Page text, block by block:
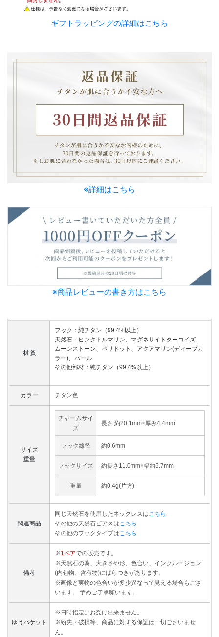
ギフトラッピングの詳細はこちら
※詳細はこちら
※商品レビューの書き方はこちら
材 質
フック：純チタン（99.4%以上）
天然石：ピンクトルマリン、マグネサイトターコイズ、
ムーンストーン、ペリドット、アクアマリン(ディープカ
ラー)、パール
その他部材：純チタン（99.4%以上）
カラー チタン色
サイズ
重量
チャームサイ
ズ
長さ 約20.1mm×厚み4.4mm
フック線径 約0.6mm
フックサイズ 約長さ11.0mm×幅約5.7mm
重量 約0.4g(片方)
関連商品
同じ天然石を使用したネックレスはこちら
その他の天然石ピアスはこちら
その他のフックタイプはこちら
備考
※1ペアでの販売です。
※天然石の為、大きさや形、色合い、インクルージョン
(内包物、含有物)にばらつきがあります。
※画像と実物の色合いが多少異なって見える場合もござ
います。 予めご了承願います。
ゆうパケット
※日時指定はお受け出来ません。
※紛失・破損等、商品に対する保証は一切ございませ
ん。